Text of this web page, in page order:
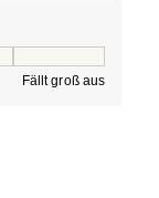
Fällt groß aus